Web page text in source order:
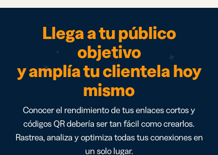
Llega a tu público
objetivo
y amplía tu clientela hoy
mismo
Conocer el rendimiento de tus enlaces cortos y
códigos QR debería ser tan fácil como crearlos.
Rastrea, analiza y optimiza todas tus conexiones en
un solo lugar.